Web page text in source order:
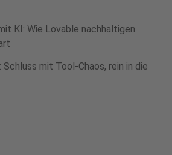
KI: Wie Lovable nachhaltigen
Schluss mit Tool-Chaos, rein in die